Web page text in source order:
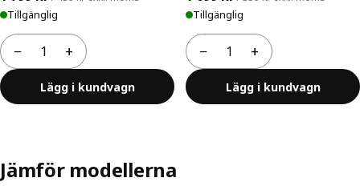
Tillgänglig
−
Antal +
Lägg i kundvagn
Tillgänglig
−
Antal +
Lägg i kundvagn
Jämför modellerna